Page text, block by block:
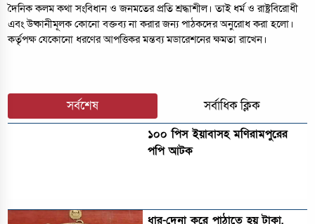
দৈনিক কলম কথা সংবিধান ও জনমতের প্রতি শ্রদ্ধাশীল। তাই ধর্ম ও রাষ্ট্রবিরোধী
এবং উষ্কানীমূলক কোনো বক্তব্য না করার জন্য পাঠকদের অনুরোধ করা হলো।
কর্তৃপক্ষ যেকোনো ধরণের আপত্তিকর মন্তব্য মডারেশনের ক্ষমতা রাখেন।
সর্বশেষ সর্বাধিক ক্লিক
১০০ পিস ইয়াবাসহ মণিরামপুরের
পপি আটক
ধার-দেনা করে পাঠাতে হয় টাকা,